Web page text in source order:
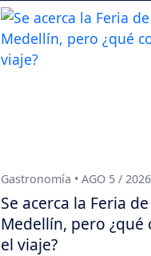
Gastronomía • AGO 5 / 2026
Se acerca la Feria
Medellín, pero
el viaje?